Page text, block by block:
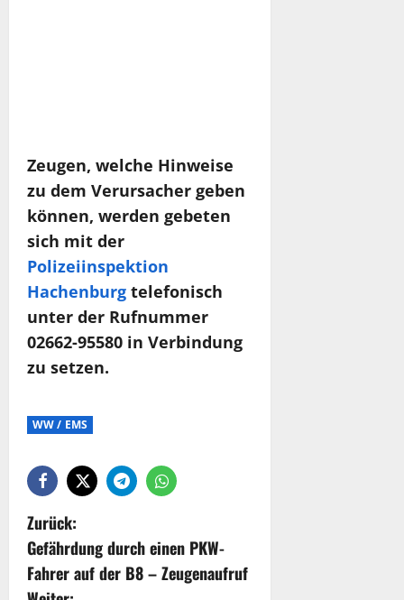
Zeugen, welche Hinweise
zu dem Verursacher geben
können, werden gebeten
sich mit der
Polizeiinspektion
Hachenburg telefonisch
unter der Rufnummer
02662-95580 in Verbindung
zu setzen.
WW / EMS
Zurück:
Gefährdung durch einen PKW-
Fahrer auf der B8 – Zeugenaufruf